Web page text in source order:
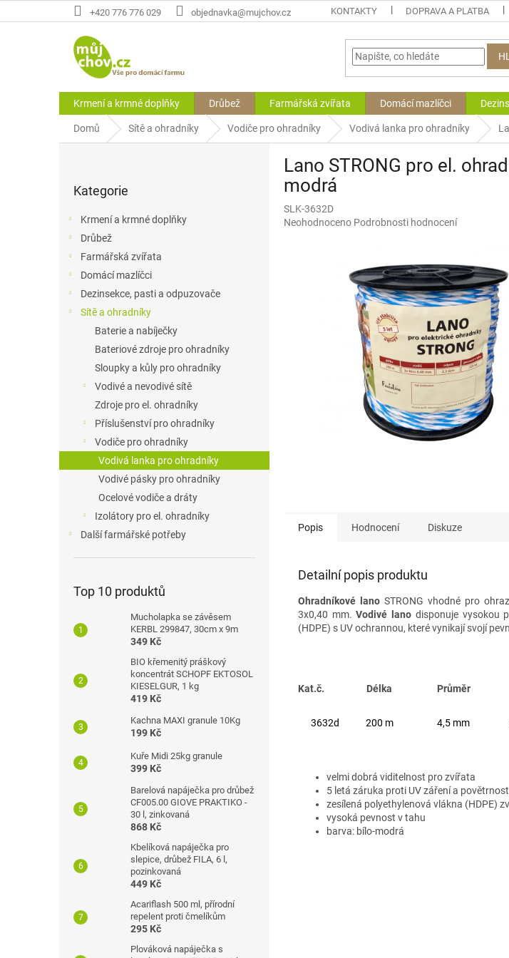
na
+420 776 776 029 objednavka@mujchov.cz KONTAKTY DOPRAVA A PLATBA
Krmení a krmné doplňky Drůbež Farmářská zvířata Domácí mazlíčci
Domů Sítě a ohradníky Vodiče pro ohradníky Vodivá lanka pro ohradníky
kategorie
Kategorie
Krmení a krmné doplňky
Drůbež
Farmářská zvířata
Domácí mazlíčci
Dezinsekce, pasti a odpuzovače
Sítě a ohradníky
Baterie a nabíječky
Bateriové zdroje pro ohradníky
Sloupky a kůly pro ohradníky
Vodivé a nevodivé sítě
Zdroje pro el. ohradníky
Příslušenství pro ohradníky
Vodiče pro ohradníky
Vodivá lanka pro ohradníky
Vodivé pásky pro ohradníky
Ocelové vodiče a dráty
Izolátory pro el. ohradníky
Další farmářské potřeby
Top 10 produktů
Mucholapka se závěsem
KERBL 299847, 30cm x 9m
349 Kč
BIO křemenitý práškový
koncentrát SCHOPF EKTOSOL
KIESELGUR, 1 kg
419 Kč
Kachna MAXI granule 10Kg
199 Kč
Kuře Midi 25kg granule
399 Kč
Barelová napáječka pro drůbež
CF005.00 GIOVE PRAKTIKO -
30 l, zinkovaná
868 Kč
Kbelíková napáječka pro
slepice, drůbež FILA, 6 l,
pozinkovaná
449 Kč
Acariflash 500 ml, přírodní
repelent proti čmelíkům
295 Kč
Plováková napáječka s
Lano STRONG pro el.
modrá
SLK-3632D
Průměrné
Neohodnoceno Podrobnosti hodnocení
Popis Hodnocení Diskuze
Detailní popis produktu
Ohradníkové lano STRONG vhodné pro
3x0,40 mm.Vodivé lano disponuje vysokou
(HDPE) s UV ochrannou, které vynikají svojí
Kat.č. Délka Průměr
3632d 200 m 4,5 mm
velmi dobrá viditelnost pro zvířata
5 letá záruka proti UV záření a
zesílená polyethylenová vlákna (HDPE)
vysoká pevnost v tahu
barva: bílo-modrá